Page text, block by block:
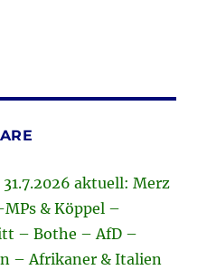
31.7.2026 aktuell: Merz
& Köppel –
– Bothe – AfD –
– Afrikaner & Italien